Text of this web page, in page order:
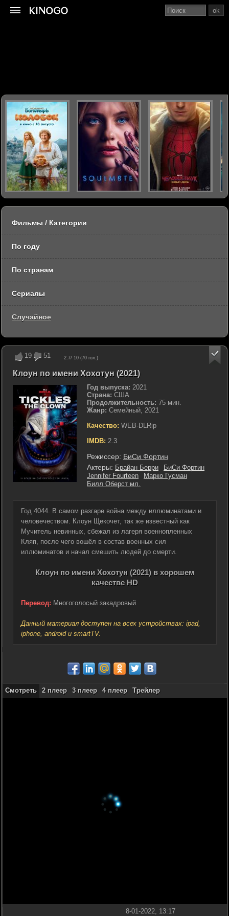
19 51 2.7/ 10 (70 гол.)
Клоун по имени Хохотун (2021)
Год выпуска: 2021
Страна: США
Продолжительность: 75 мин.
Жанр: Семейный, 2021
Качество: WEB-DLRip
IMDB: 2.3
Режиссер: БиСи Фортин
Актеры: Брайан Берри
БиСи Фортин
Jennifer Fourteen
Марко Гусман
Билл Оберст мл.
Год 4044. В самом разгаре война между иллюминатами и
человечеством. Клоун Щекочет, так же известный как
Мучитель невинных, сбежал из лагеря военнопленных
Кляп, после чего вошёл в состав военных сил
иллюминатов и начал смешить людей до смерти.
Клоун по имени Хохотун (2021) в хорошем
качестве HD
Перевод: Многоголосый закадровый
Данный материал доступен на всех устройствах: ipad,
iphone, android и smartTV.
Смотреть 2 плеер 3 плеер 4 плеер Трейлер
8-01-2022, 13:17
ok
Фильмы / Категории
По году
По странам
Сериалы
Случайное